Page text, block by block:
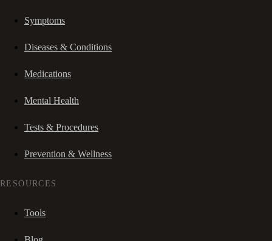
Symptoms
Diseases & Conditions
Medications
Mental Health
Tests & Procedures
Prevention & Wellness
RESOURCES
Tools